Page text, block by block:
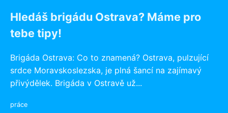
Hledáš brigádu Ostrava? Máme pro
tebe tipy!
Brigáda Ostrava: Co to znamená? Ostrava, pulzující
srdce Moravskoslezska, je plná šancí na zajímavý
přivýdělek. Brigáda v Ostravě už...
práce